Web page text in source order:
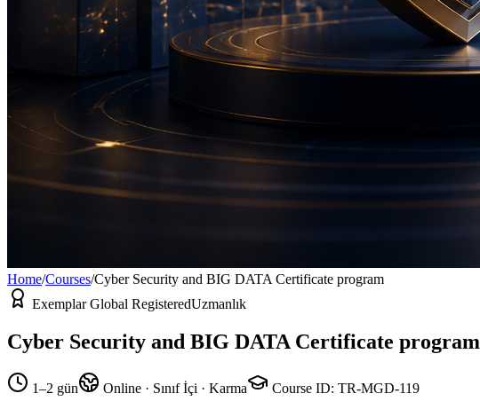
Home/Courses/Cyber Security and BIG DATA Certificate program
Exemplar Global RegisteredUzmanlık
Cyber Security and BIG DATA Certificate program
1–2 gün Online · Sınıf İçi · Karma Course ID: TR-MGD-119